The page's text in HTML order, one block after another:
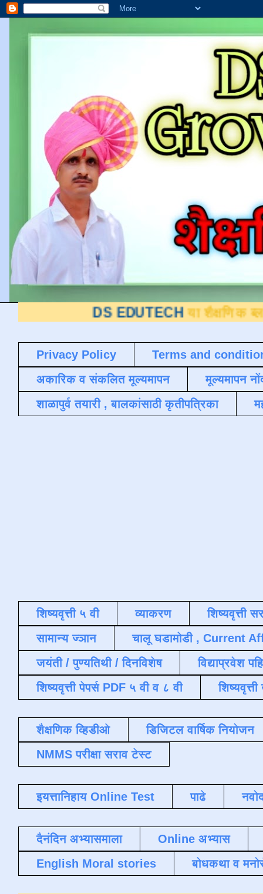
DS EDUTECH या शैक्षणिक ब्लॉगवर आपले
Privacy Policy
Terms and
अकारिक व संकलित मूल्यमापन
मूल्यमापन
शाळापुर्व तयारी , बालकांसाठी कृतीपत्रिका
शिष्यवृत्ती ५ वी व्याकरण
शिष्यवृत्ती
सामान्य ज्ञान
चालू घडामोडी , Current
जयंती / पुण्यतिथी / दिनविशेष
विद्याप्रवेश
शिष्यवृत्ती पेपर्स PDF ५ वी व ८ वी
शैक्षणिक व्हिडीओ
डिजिटल वार्षिक नियोजन
NMMS परीक्षा सराव टेस्ट
इयत्तानिहाय Online Test पाढे
दैनंदिन अभ्यासमाला
Online अभ्यास
English Moral stories
बोधकथा व